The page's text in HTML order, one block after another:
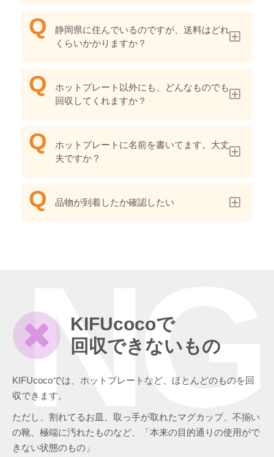
静岡県に住んでいるのですが、送料はどれ
くらいかかりますか？
ホットプレート以外にも、どんなものでも
回収してくれますか？
ホットプレートに名前を書いてます。大丈
夫ですか？
品物が到着したか確認したい
KIFUcocoで
回収できないもの
KIFUcocoでは、ホットプレートなど、ほとんどのものを回
収できます。
ただし、割れてるお皿、取っ手が取れたマグカップ、不揃い
の靴、極端に汚れたものなど、「本来の目的通りの使用がで
きない状態のもの」
NG